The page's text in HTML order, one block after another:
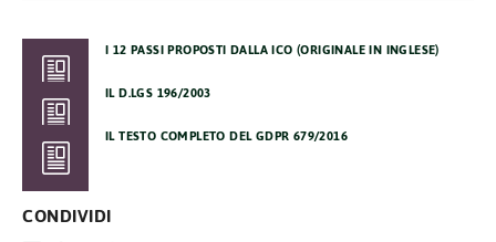
I 12 PASSI PROPOSTI DALLA ICO (ORIGINALE IN INGLESE)
IL D.LGS 196/2003
IL TESTO COMPLETO DEL GDPR 679/2016
CONDIVIDI